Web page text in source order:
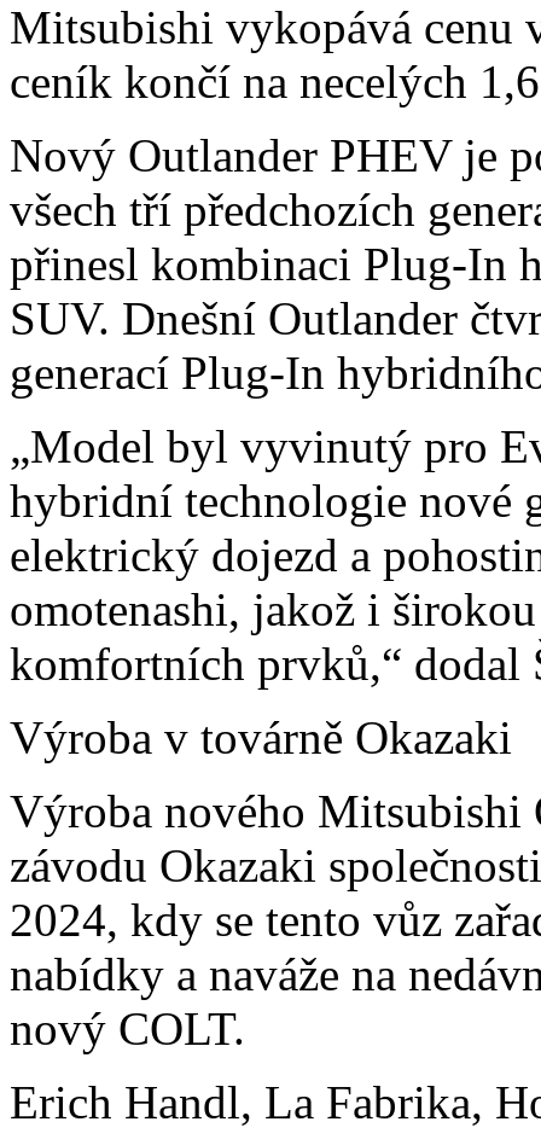
Mitsubishi vykopává cenu
ceník končí na necelých
Nový Outlander PHEV je
všech tří předchozích
přinesl kombinaci Plug-In
SUV. Dnešní Outlander
generací Plug-In
„Model byl vyvinutý pro
hybridní technologie nové
elektrický dojezd a
omotenashi, jakož i
komfortních prvků,“ dodal
Výroba v továrně Okazaki
Výroba nového Mitsubishi
závodu Okazaki
2024, kdy se tento vůz
nabídky a naváže na
nový COLT.
Erich Handl, La Fabrika,